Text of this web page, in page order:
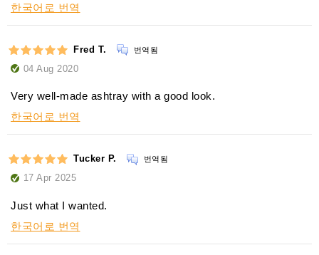
한국어로 번역
Fred T. 번역됨
04 Aug 2020
Very well-made ashtray with a good look.
한국어로 번역
Tucker P. 번역됨
17 Apr 2025
Just what I wanted.
한국어로 번역